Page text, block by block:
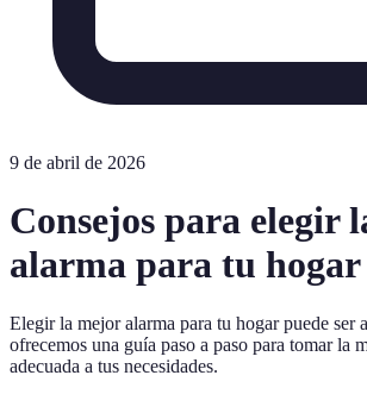
9 de abril de 2026
Consejos para elegir
alarma para tu hogar
Elegir la mejor alarma para tu hogar puede ser
ofrecemos una guía paso a paso para tomar la
adecuada a tus necesidades.